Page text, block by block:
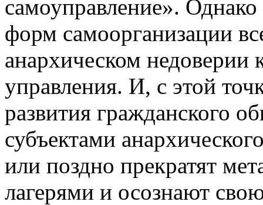
самоуправление».
форм самоорганизации
анархическом недоверии
управления. И, с этой
развития гражданского
субъектами
или поздно прекратят
лагерями и осознают